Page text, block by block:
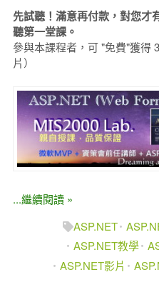
先試聽！滿意再付款，對您
聽第一堂課。
參與本課程者，可 "免費"獲得
片）
...繼續閱讀 »
ASP.NET
ASP.NET教學
ASP.NET影片